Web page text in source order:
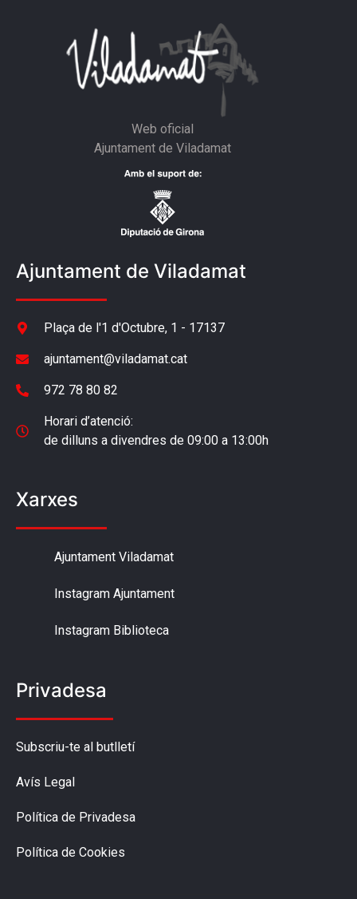
Web oficial
Ajuntament de Viladamat
Ajuntament de Viladamat
Plaça de l'1 d'Octubre, 1 - 17137
ajuntament@viladamat.cat
972 78 80 82
Horari d’atenció:
de dilluns a divendres de 09:00 a 13:00h
Xarxes
Ajuntament Viladamat
Instagram Ajuntament
Instagram Biblioteca
Privadesa
Subscriu-te al butlletí
Avís Legal
Política de Privadesa
Política de Cookies